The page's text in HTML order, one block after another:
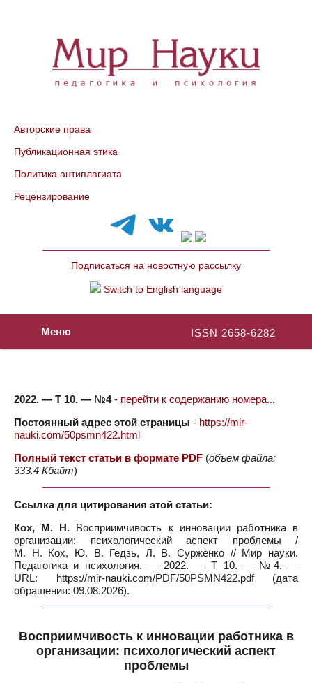
Авторские права
Публикационная этика
Политика антиплагиата
Рецензирование
Подписаться на новостную рассылку
Switch to English language
ISSN 2658-6282
Меню
2022. — Т 10. — №4- перейти к содержанию номера...
Постоянный адрес этой страницы - https://mir-
nauki.com/50psmn422.html
Полный текст статьи в формате PDF (объем файла:
333.4 Кбайт)
Ссылка для цитирования этой статьи:
Кох, М. Н. Восприимчивость к инновации работника в
организации: психологический аспект проблемы /
М. Н. Кох, Ю. В. Гедзь, Л. В. Сурженко // Мир науки.
Педагогика и психология. — 2022. — Т 10. — №4. —
URL: https://mir-nauki.com/PDF/50PSMN422.pdf (дата
обращения: 09.08.2026).
Восприимчивость к инновации работника в
организации: психологический аспект
проблемы